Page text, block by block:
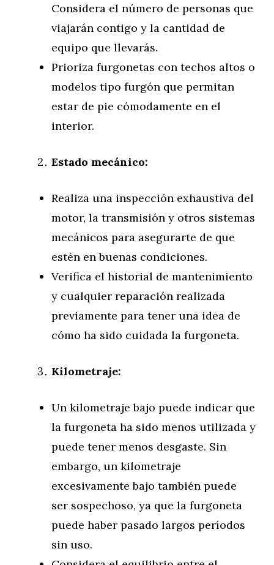
Considera el número de personas que
viajarán contigo y la cantidad de
equipo que llevarás.
Prioriza furgonetas con techos altos o
modelos tipo furgón que permitan
estar de pie cómodamente en el
interior.
Estado mecánico:
Realiza una inspección exhaustiva del
motor, la transmisión y otros sistemas
mecánicos para asegurarte de que
estén en buenas condiciones.
Verifica el historial de mantenimiento
y cualquier reparación realizada
previamente para tener una idea de
cómo ha sido cuidada la furgoneta.
Kilometraje:
Un kilometraje bajo puede indicar que
la furgoneta ha sido menos utilizada y
puede tener menos desgaste. Sin
embargo, un kilometraje
excesivamente bajo también puede
ser sospechoso, ya que la furgoneta
puede haber pasado largos períodos
sin uso.